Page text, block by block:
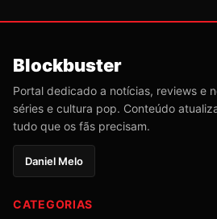
Blockbuster
Portal dedicado a notícias, reviews e
séries e cultura pop. Conteúdo
tudo que os fãs precisam.
Daniel Melo
CATEGORIAS